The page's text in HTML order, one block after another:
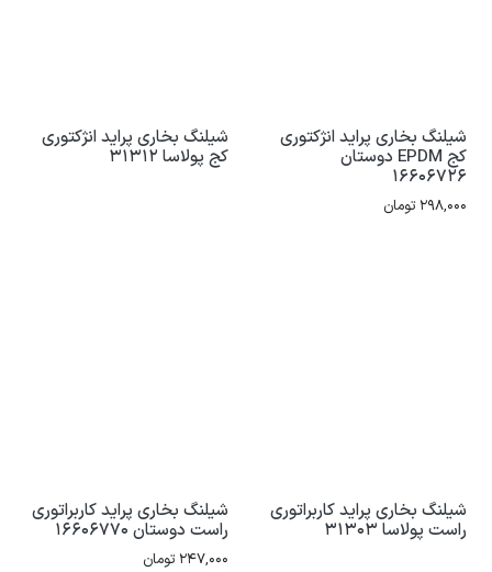
شیلنگ بخاری پراید انژکتوری
کج EPDM دوستان
16606726
298,000 تومان
شیلنگ بخاری پراید انژکتوری
کج پولاسا 31312
شیلنگ بخاری پراید کاربراتوری
راست پولاسا 31303
شیلنگ بخاری پراید کاربراتوری
راست دوستان 16606770
247,000 تومان